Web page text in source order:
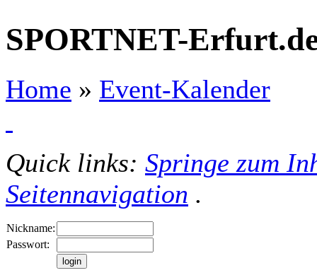
SPORTNET-
Home » Event-Kalender
Quick links: Springe zum
Seitennavigation .
Nickname:
Passwort: